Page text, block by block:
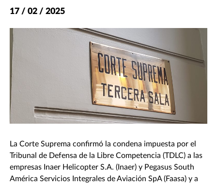
17 / 02 / 2025
La Corte Suprema confirmó la condena impuesta por el
Tribunal de Defensa de la Libre Competencia (TDLC) a las
empresas Inaer Helicopter S.A. (Inaer) y Pegasus South
América Servicios Integrales de Aviación SpA (Faasa) y a